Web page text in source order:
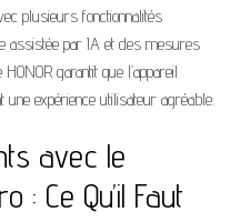
plusieurs fonctionnalités
assistée par IA et des mesures
garantit que l’appareil
une expérience utilisateur agréable.
avec le
: Ce Qu’il Faut